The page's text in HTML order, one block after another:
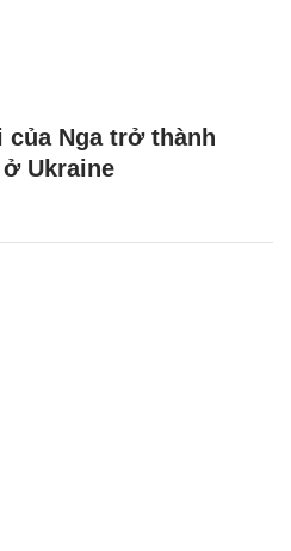
của Nga trở thành
ở Ukraine